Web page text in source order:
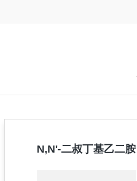
N,N'-二叔丁基乙二胺